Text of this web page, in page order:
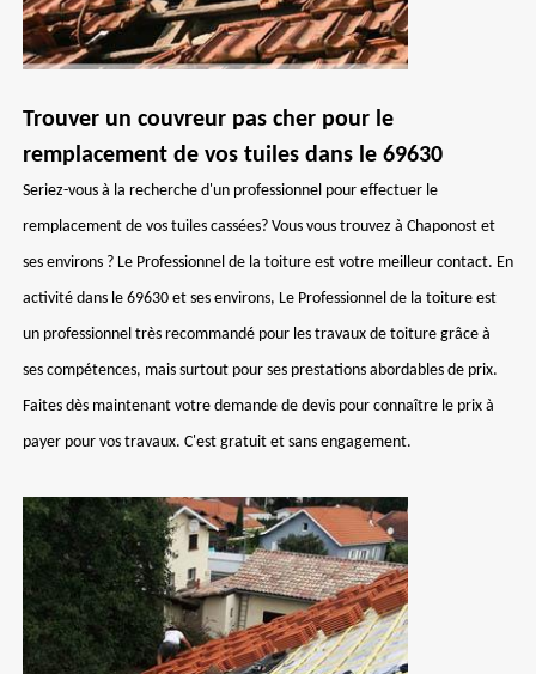
Trouver un couvreur pas cher pour le
remplacement de vos tuiles dans le 69630
Seriez-vous à la recherche d'un professionnel pour effectuer le
remplacement de vos tuiles cassées? Vous vous trouvez à Chaponost et
ses environs ? Le Professionnel de la toiture est votre meilleur contact. En
activité dans le 69630 et ses environs, Le Professionnel de la toiture est
un professionnel très recommandé pour les travaux de toiture grâce à
ses compétences, mais surtout pour ses prestations abordables de prix.
Faites dès maintenant votre demande de devis pour connaître le prix à
payer pour vos travaux. C'est gratuit et sans engagement.